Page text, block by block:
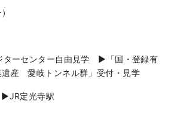
ーセンター自由見学 ▶︎「国・登録有
遺産 愛岐トンネル群」受付・見学
定光寺駅